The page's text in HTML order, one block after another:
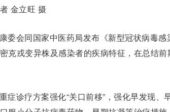
金立旺 摄
委会同国家中医药局发布《新型冠状病毒
克戎变异株及感染者的疾病特征，在总结
症诊疗方案强化“关口前移”，强化早发现、